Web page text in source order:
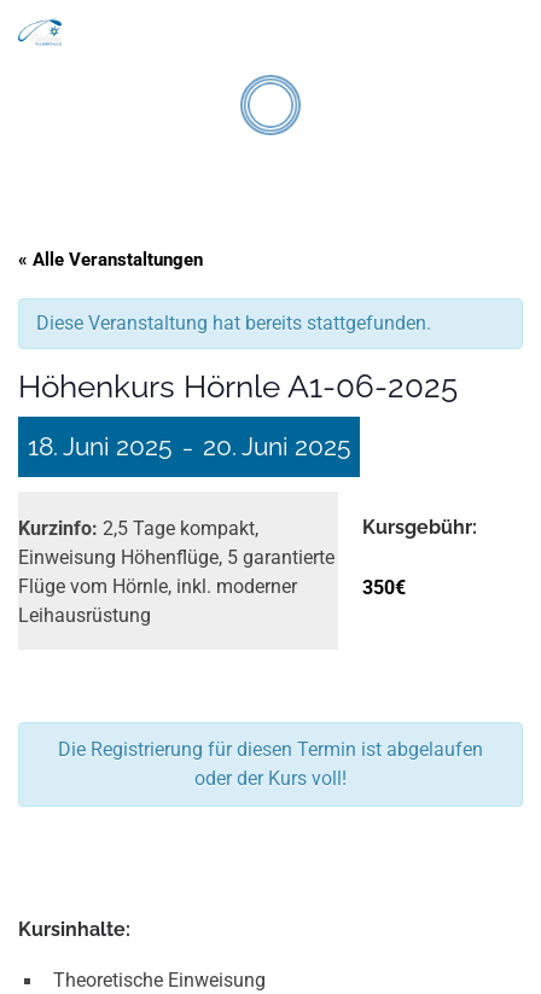
Zum Inhalt springen
« Alle Veranstaltungen
Diese Veranstaltung hat bereits stattgefunden.
Höhenkurs Hörnle A1-06-2025
18. Juni 2025 – 20. Juni 2025
Kurzinfo: 2,5 Tage kompakt,
Einweisung Höhenflüge, 5 garantierte
Flüge vom Hörnle, inkl. moderner
Leih­ausrüstung
Kurs­gebühr:
350€
Die Registrierung für diesen Termin ist abgelaufen
oder der Kurs voll!
Kursinhalte:
Theoretische Einweisung